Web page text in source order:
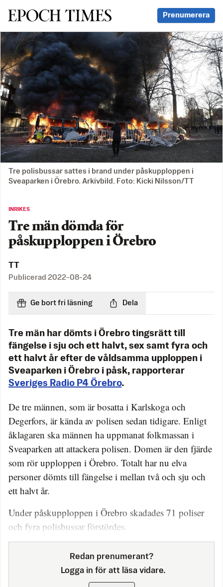
Svenska Epoch Times Prenumerera
Tre polisbussar sattes i brand under påskupploppen i
Sveaparken i Örebro. Arkivbild. Foto: Kicki Nilsson/TT
INRIKES
Tre män dömda för
påskupploppen i Örebro
TT
Publicerad 2022-08-24
Ge bort fri läsning Dela
Tre män har dömts i Örebro tingsrätt till
fängelse i sju och ett halvt, sex samt fyra och
ett halvt år efter de våldsamma upploppen i
Sveaparken i Örebro i påsk, rapporterar
Sveriges Radio P4 Örebro.
De tre männen, som är bosatta i Karlskoga och
Degerfors, är kända av polisen sedan tidigare. Enligt
åklagaren ska männen ha uppmanat folkmassan i
Sveaparken att attackera polisen. Domen är den fjärde
som rör upploppen i Örebro. Totalt har nu elva
personer dömts till fängelse i mellan två och sju och
ett halvt år.
Under påskupploppen i Örebro skadades 71 poliser
och fyra polisbussar förstördes.
Redan prenumerant?
Logga in för att läsa vidare.